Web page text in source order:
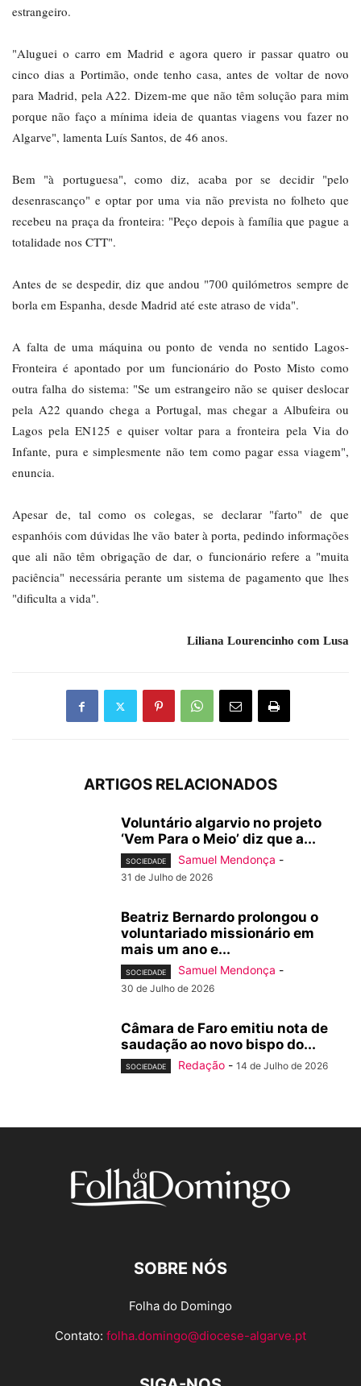
estrangeiro.
"Aluguei o carro em Madrid e agora quero ir passar quatro ou
cinco dias a Portimão, onde tenho casa, antes de voltar de novo
para Madrid, pela A22. Dizem-me que não têm solução para mim
porque não faço a mínima ideia de quantas viagens vou fazer no
Algarve", lamenta Luís Santos, de 46 anos.
Bem "à portuguesa", como diz, acaba por se decidir "pelo
desenrascanço" e optar por uma via não prevista no folheto que
recebeu na praça da fronteira: "Peço depois à família que pague a
totalidade nos CTT".
Antes de se despedir, diz que andou "700 quilómetros sempre de
borla em Espanha, desde Madrid até este atraso de vida".
A falta de uma máquina ou ponto de venda no sentido Lagos-
Fronteira é apontado por um funcionário do Posto Misto como
outra falha do sistema: "Se um estrangeiro não se quiser deslocar
pela A22 quando chega a Portugal, mas chegar a Albufeira ou
Lagos pela EN125 e quiser voltar para a fronteira pela Via do
Infante, pura e simplesmente não tem como pagar essa viagem",
enuncia.
Apesar de, tal como os colegas, se declarar "farto" de que
espanhóis com dúvidas lhe vão bater à porta, pedindo informações
que ali não têm obrigação de dar, o funcionário refere a "muita
paciência" necessária perante um sistema de pagamento que lhes
"dificulta a vida".
Liliana Lourencinho com Lusa
ARTIGOS RELACIONADOS
Voluntário algarvio no projeto
‘Vem Para o Meio’ diz que a...
SOCIEDADE Samuel Mendonça -
31 de Julho de 2026
Beatriz Bernardo prolongou o
voluntariado missionário em
mais um ano e...
SOCIEDADE Samuel Mendonça -
30 de Julho de 2026
Câmara de Faro emitiu nota de
saudação ao novo bispo do...
SOCIEDADE Redação - 14 de Julho de 2026
SOBRE NÓS
Folha do Domingo
Contato: folha.domingo@diocese-algarve.pt